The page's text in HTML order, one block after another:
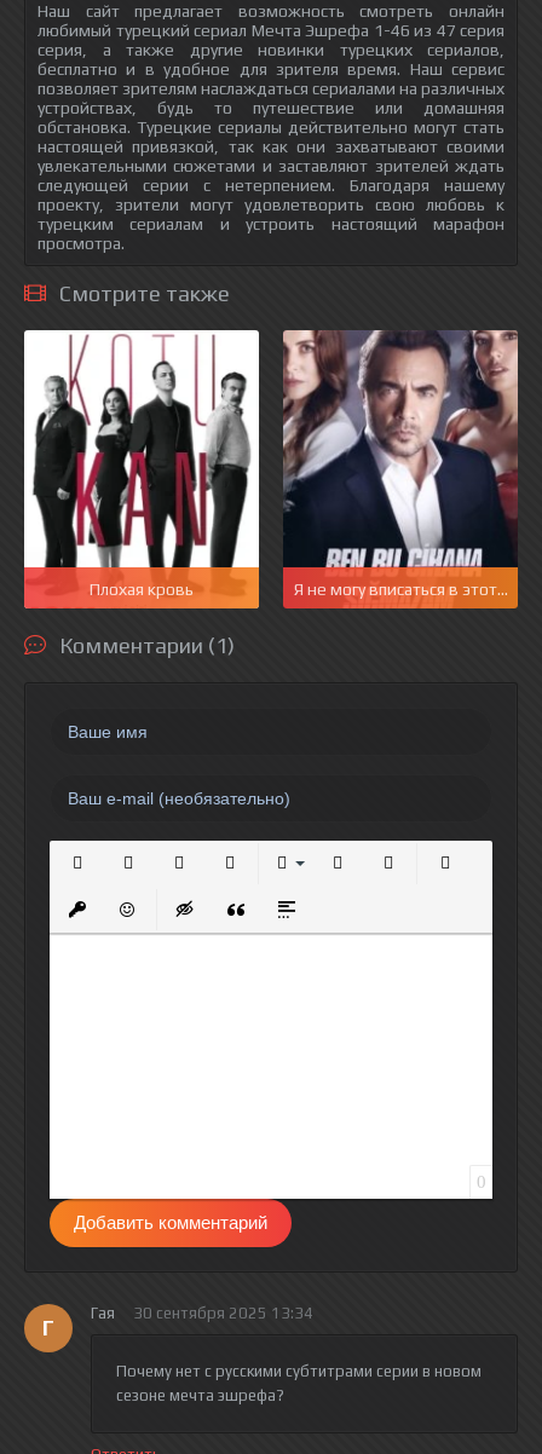
Наш сайт предлагает возможность смотреть онлайн
любимый турецкий сериал Мечта Эшрефа 1-46 из 47 серия
серия, а также другие новинки турецких сериалов,
бесплатно и в удобное для зрителя время. Наш сервис
позволяет зрителям наслаждаться сериалами на различных
устройствах, будь то путешествие или домашняя
обстановка. Турецкие сериалы действительно могут стать
настоящей привязкой, так как они захватывают своими
увлекательными сюжетами и заставляют зрителей ждать
следующей серии с нетерпением. Благодаря нашему
проекту, зрители могут удовлетворить свою любовь к
турецким сериалам и устроить настоящий марафон
просмотра.
Смотрите также
Плохая кровь Я не могу вписаться в этот мир
Комментарии (1)
Вставить защищенную ссылку
Вставить смайлик
Вставка скрытого текста
Вставка цитаты
Вставка спойлера
0
Добавить комментарий
Г
Гая 30 сентября 2025 13:34
Почему нет с русскими субтитрами серии в новом
сезоне мечта эшрефа?